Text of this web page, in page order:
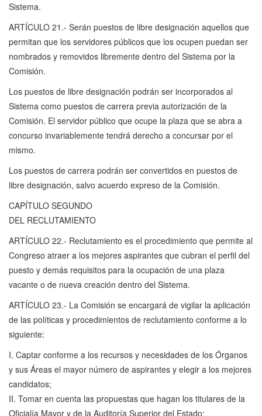
Sistema.
ARTÍCULO 21.- Serán puestos de libre designación aquellos que
permitan que los servidores públicos que los ocupen puedan ser
nombrados y removidos libremente dentro del Sistema por la
Comisión.
Los puestos de libre designación podrán ser incorporados al
Sistema como puestos de carrera previa autorización de la
Comisión. El servidor público que ocupe la plaza que se abra a
concurso invariablemente tendrá derecho a concursar por el
mismo.
Los puestos de carrera podrán ser convertidos en puestos de
libre designación, salvo acuerdo expreso de la Comisión.
CAPÍTULO SEGUNDO
DEL RECLUTAMIENTO
ARTÍCULO 22.- Reclutamiento es el procedimiento que permite al
Congreso atraer a los mejores aspirantes que cubran el perfil del
puesto y demás requisitos para la ocupación de una plaza
vacante o de nueva creación dentro del Sistema.
ARTÍCULO 23.- La Comisión se encargará de vigilar la aplicación
de las políticas y procedimientos de reclutamiento conforme a lo
siguiente:
I. Captar conforme a los recursos y necesidades de los Órganos
y sus Áreas el mayor número de aspirantes y elegir a los mejores
candidatos;
II. Tomar en cuenta las propuestas que hagan los titulares de la
Oficialía Mayor y de la Auditoría Superior del Estado;